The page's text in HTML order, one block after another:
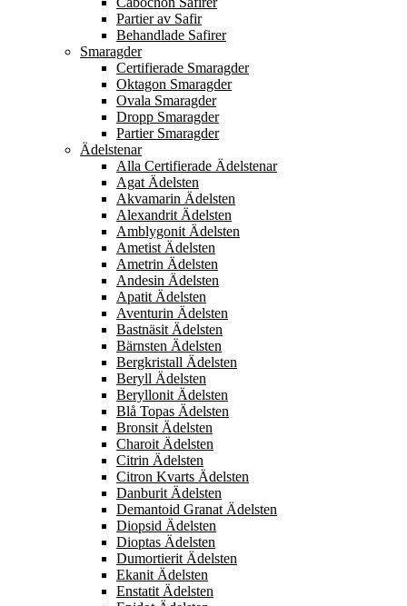
Partier av Safir
Behandlade Safirer
Smaragder
Certifierade Smaragder
Oktagon Smaragder
Ovala Smaragder
Dropp Smaragder
Partier Smaragder
Ädelstenar
Alla Certifierade Ädelstenar
Agat Ädelsten
Akvamarin Ädelsten
Alexandrit Ädelsten
Amblygonit Ädelsten
Ametist Ädelsten
Ametrin Ädelsten
Andesin Ädelsten
Apatit Ädelsten
Aventurin Ädelsten
Bastnäsit Ädelsten
Bärnsten Ädelsten
Bergkristall Ädelsten
Beryll Ädelsten
Beryllonit Ädelsten
Blå Topas Ädelsten
Bronsit Ädelsten
Charoit Ädelsten
Citrin Ädelsten
Citron Kvarts Ädelsten
Danburit Ädelsten
Demantoid Granat Ädelsten
Diopsid Ädelsten
Dioptas Ädelsten
Dumortierit Ädelsten
Ekanit Ädelsten
Enstatit Ädelsten